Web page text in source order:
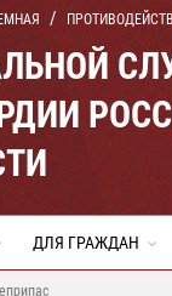
ДЛЯ ГРАЖДАН